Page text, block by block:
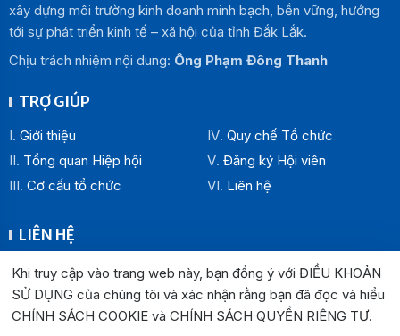
xây dựng môi trường kinh doanh minh bạch, bền vững, hướng
tới sự phát triển kinh tế – xã hội của tỉnh Đắk Lắk.
Chịu trách nhiệm nội dung: Ông Phạm Đông Thanh
TRỢ GIÚP
Giới thiệu
Tổng quan Hiệp hội
Cơ cấu tổ chức
Quy chế Tổ chức
Đăng ký Hội viên
Liên hệ
LIÊN HỆ
Địa chỉ:
Văn phòng Hiệp hội Doanh nghiệp tỉnh Đắk Lắk: Số 33
Trường Chinh , P. Buôn Ma Thuột, tỉnh Đắk Lắk
Khi truy cập vào trang web này, bạn đồng ý với ĐIỀU KHOẢN
SỬ DỤNG của chúng tôi và xác nhận rằng bạn đã đọc và hiểu
CHÍNH SÁCH COOKIE và CHÍNH SÁCH QUYỀN RIÊNG TƯ.